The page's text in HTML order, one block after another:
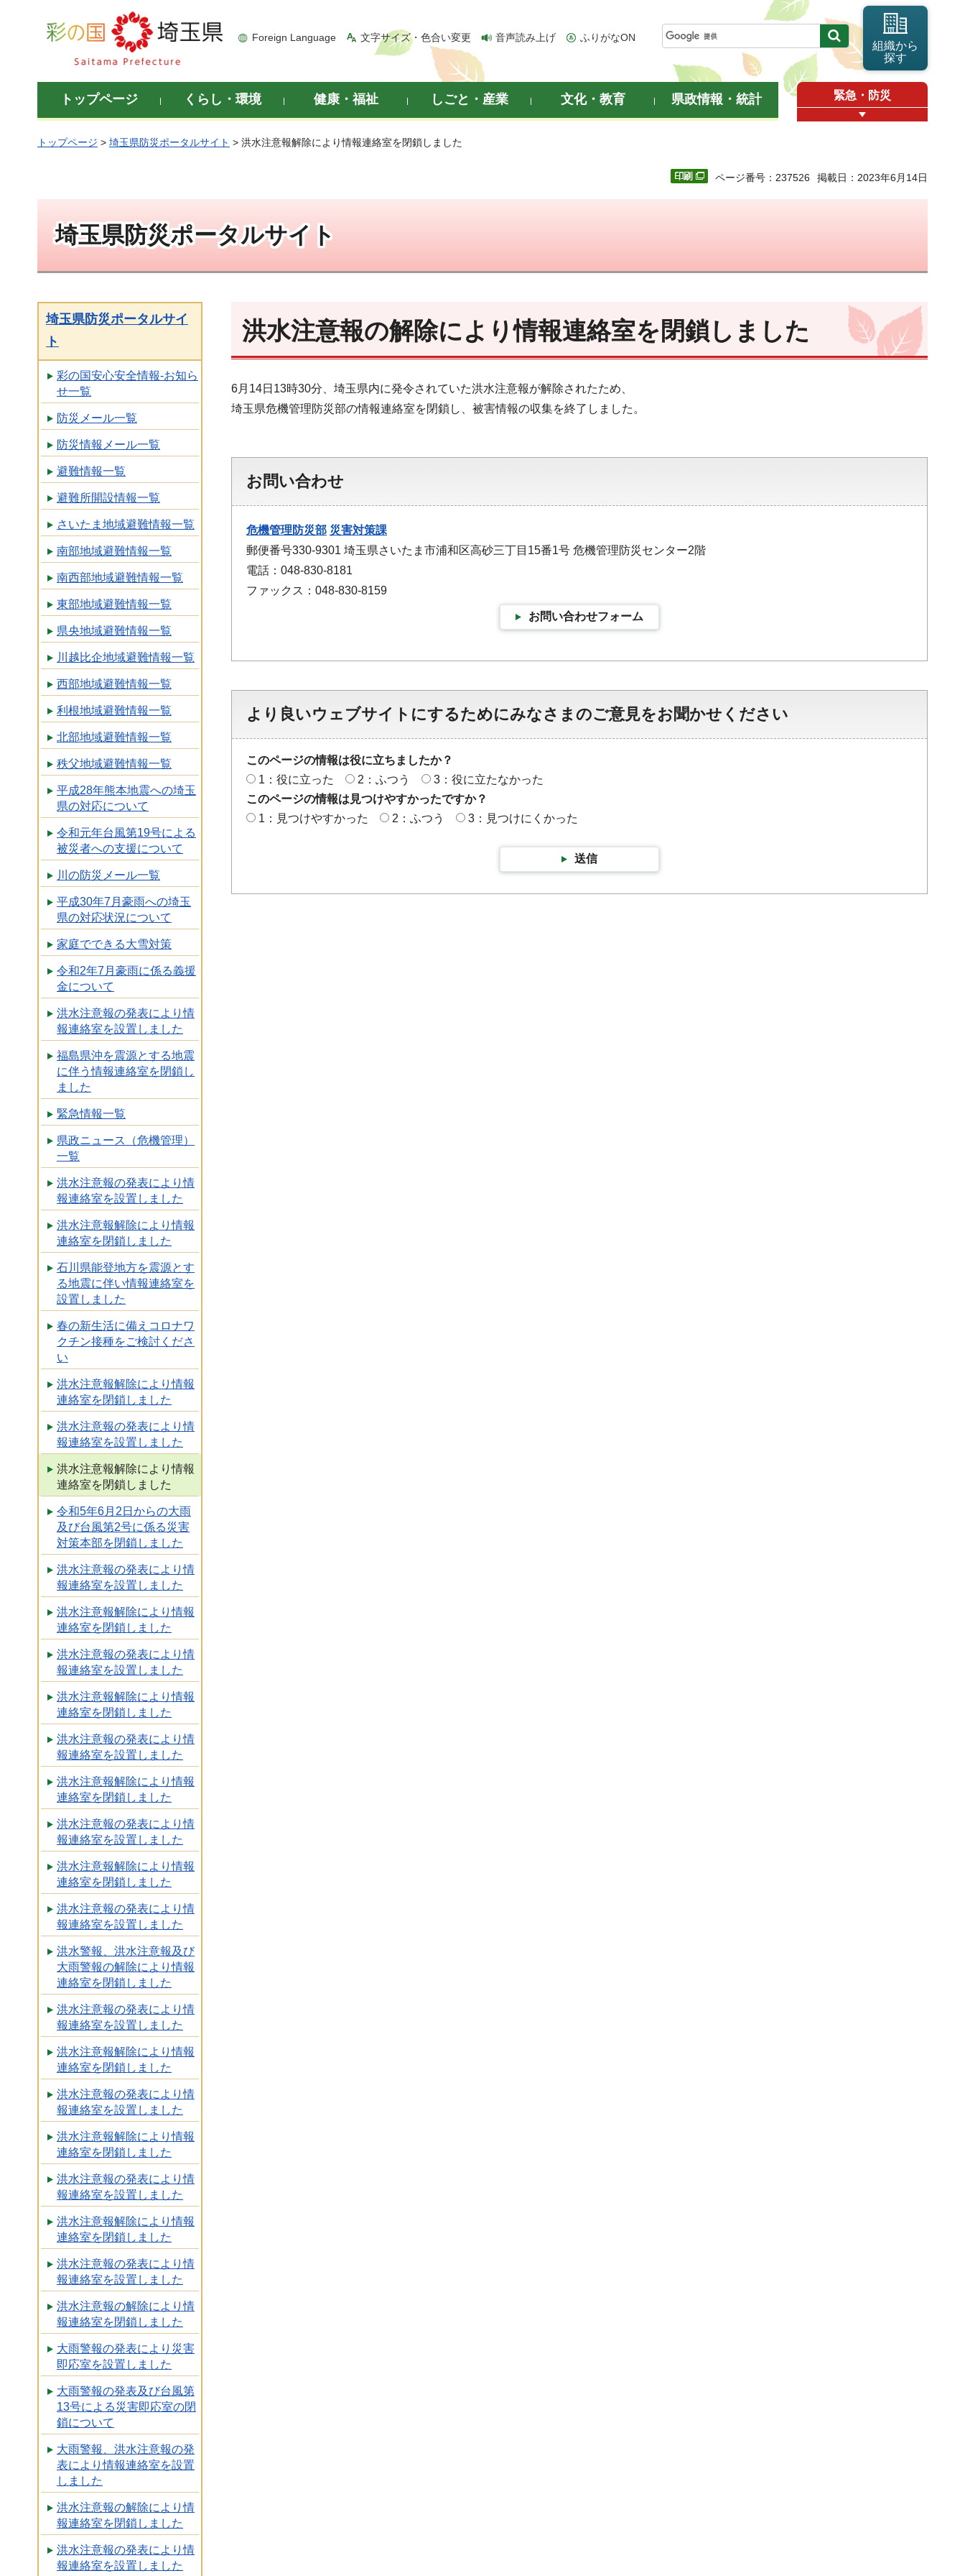
彩の国 埼玉県
Foreign Language 文字サイズ・色合い変更 音声読み上げ ふりがなON
組織から
探す
トップページ くらし・環境 健康・福祉 しごと・産業 文化・教育 県政情報・統計 緊急・防災
トップページ > 埼玉県防災ポータルサイト > 洪水注意報解除により情報連絡室を閉鎖しました
ページ番号：237526 掲載日：2023年6月14日
埼玉県防災ポータルサイト
埼玉県防災ポータルサイ
ト
彩の国安心安全情報-お知ら
せ一覧
防災メール一覧
防災情報メール一覧
避難情報一覧
避難所開設情報一覧
さいたま地域避難情報一覧
南部地域避難情報一覧
南西部地域避難情報一覧
東部地域避難情報一覧
県央地域避難情報一覧
川越比企地域避難情報一覧
西部地域避難情報一覧
利根地域避難情報一覧
北部地域避難情報一覧
秩父地域避難情報一覧
平成28年熊本地震への埼玉
県の対応について
令和元年台風第19号による
被災者への支援について
川の防災メール一覧
平成30年7月豪雨への埼玉
県の対応状況について
家庭でできる大雪対策
令和2年7月豪雨に係る義援
金について
洪水注意報の発表により情
報連絡室を設置しました
福島県沖を震源とする地震
に伴う情報連絡室を閉鎖し
ました
緊急情報一覧
県政ニュース（危機管理）
一覧
洪水注意報の発表により情
報連絡室を設置しました
洪水注意報解除により情報
連絡室を閉鎖しました
石川県能登地方を震源とす
る地震に伴い情報連絡室を
設置しました
春の新生活に備えコロナワ
クチン接種をご検討くださ
い
洪水注意報解除により情報
連絡室を閉鎖しました
洪水注意報の発表により情
報連絡室を設置しました
洪水注意報解除により情報
連絡室を閉鎖しました
令和5年6月2日からの大雨
及び台風第2号に係る災害
対策本部を閉鎖しました
洪水注意報の発表により情
報連絡室を設置しました
洪水注意報解除により情報
連絡室を閉鎖しました
洪水注意報の発表により情
報連絡室を設置しました
洪水注意報解除により情報
連絡室を閉鎖しました
洪水注意報の発表により情
報連絡室を設置しました
洪水注意報解除により情報
連絡室を閉鎖しました
洪水注意報の発表により情
報連絡室を設置しました
洪水注意報解除により情報
連絡室を閉鎖しました
洪水注意報の発表により情
報連絡室を設置しました
洪水警報、洪水注意報及び
大雨警報の解除により情報
連絡室を閉鎖しました
洪水注意報の発表により情
報連絡室を設置しました
洪水注意報解除により情報
連絡室を閉鎖しました
洪水注意報の発表により情
報連絡室を設置しました
洪水注意報解除により情報
連絡室を閉鎖しました
洪水注意報の発表により情
報連絡室を設置しました
洪水注意報解除により情報
連絡室を閉鎖しました
洪水注意報の発表により情
報連絡室を設置しました
洪水注意報の解除により情
報連絡室を閉鎖しました
大雨警報の発表により災害
即応室を設置しました
大雨警報の発表及び台風第
13号による災害即応室の閉
鎖について
大雨警報、洪水注意報の発
表により情報連絡室を設置
しました
洪水注意報の解除により情
報連絡室を閉鎖しました
洪水注意報の発表により情
報連絡室を設置しました
洪水注意報の解除により情報連絡室を閉鎖しました
6月14日13時30分、埼玉県内に発令されていた洪水注意報が解除されたため、
埼玉県危機管理防災部の情報連絡室を閉鎖し、被害情報の収集を終了しました。
お問い合わせ
危機管理防災部 災害対策課
郵便番号330-9301 埼玉県さいたま市浦和区高砂三丁目15番1号 危機管理防災センター2階
電話：048-830-8181
ファックス：048-830-8159
お問い合わせフォーム
より良いウェブサイトにするためにみなさまのご意見をお聞かせください
このページの情報は役に立ちましたか？
1：役に立った
2：ふつう
3：役に立たなかった
このページの情報は見つけやすかったですか？
1：見つけやすかった
2：ふつう 3：見つけにくかった
送信